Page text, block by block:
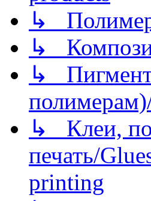
↳
↳
↳
↳ Клеи,
печать/
printing